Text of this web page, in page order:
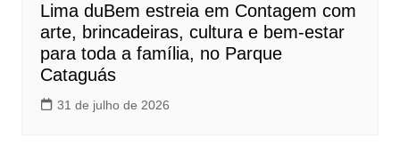
Lima duBem estreia em Contagem com
arte, brincadeiras, cultura e bem-estar
para toda a família, no Parque
Cataguás
31 de julho de 2026